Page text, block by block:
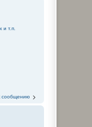
и т.п.
сообщению